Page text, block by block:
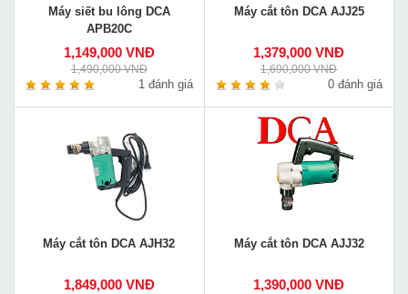
Máy siết bu lông DCA
APB20C
1,149,000 VNĐ
1,490,000 VNĐ
1 đánh giá
Máy cắt tôn DCA AJJ25
1,379,000 VNĐ
1,690,000 VNĐ
0 đánh giá
Máy cắt tôn DCA AJH32
1,849,000 VNĐ
Máy cắt tôn DCA AJJ32
1,390,000 VNĐ